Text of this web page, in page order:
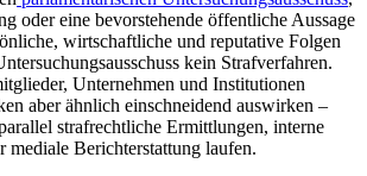
oder eine bevorstehende öffentliche Aussage
wirtschaftliche und reputative Folgen
kein Strafverfahren.
Unternehmen und Institutionen
aber ähnlich einschneidend auswirken –
strafrechtliche Ermittlungen, interne
mediale Berichterstattung laufen.